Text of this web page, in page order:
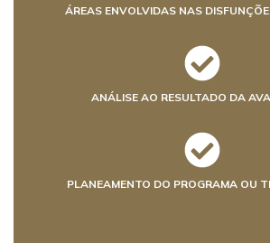
ÁREAS ENVOLVIDAS NAS
ANÁLISE AO RESULTADO DA
PLANEAMENTO DO PROGRAMA OU